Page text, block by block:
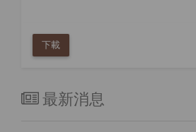
下載
最新消息